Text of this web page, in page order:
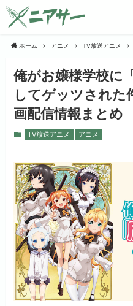
ホーム アニメ TV放送アニメ
俺がお嬢様学校に
してゲッツされた
画配信情報まとめ
TV放送アニメ アニメ